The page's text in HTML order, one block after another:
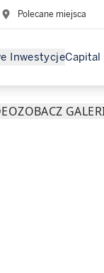
Polecane miejsca
InwestycjeCapital
ZOBACZ